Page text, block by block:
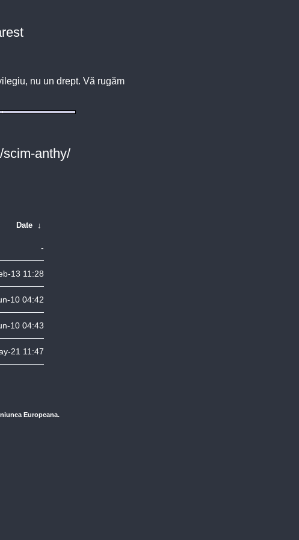
nu un drept. Vă rugăm
anthy/
Date ↓
-
13 11:28
10 04:42
10 04:43
21 11:47
Europeana.